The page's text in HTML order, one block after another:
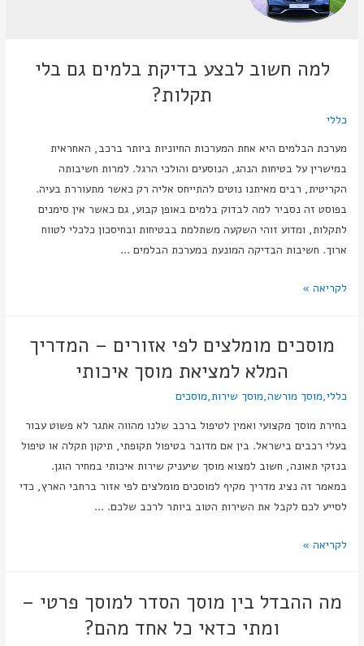
למה חשוב לבצע בדיקת בלמים גם בלי
תקלות?
כללי
מערכת הבלמים היא אחת המערכות החיוניות ביותר ברכב, האחראית
במישרין על בטיחות הנהג, הנוסעים והולכי הרגל. למרות חשיבותה
הקריטית, רבים מאיתנו נוטים להתייחס אליה רק כאשר מתעוררת בעיה.
בפוסט זה נסביר למה לבדוק בלמים באופן קבוע, גם כאשר אין סימנים
לתקלות, ומדוע זוהי השקעה משתלמת בבטיחות ובחיסכון כלכלי לטווח
ארוך. חשיבות הבדיקה המונעת במערכת הבלמים …
לקריאה »
מוסכים מומלצים לפי אזורים – המדריך
המלא למציאת מוסך איכותי
כללי,מוסך מורשה,מוסך שירות,מוסכים
בחירת מוסך מקצועי ואמין לטיפול ברכב שלנו מהווה אתגר לא פשוט עבור
בעלי רכבים בישראל. בין אם מדובר בטיפול תקופתי, תיקון תקלה או טיפול
בנזקי תאונה, חשוב למצוא מוסך שיעניק שירות איכותי במחיר הוגן.
במאמר זה נציג מדריך מקיף למוסכים מומלצים לפי אזור ברחבי הארץ, כדי
לסייע לכם לקבל את השירות הטוב ביותר לרכב שלכם. …
לקריאה »
מה ההבדל בין מוסך הסדר למוסך פרטי –
ומתי כדאי כל אחד מהם?